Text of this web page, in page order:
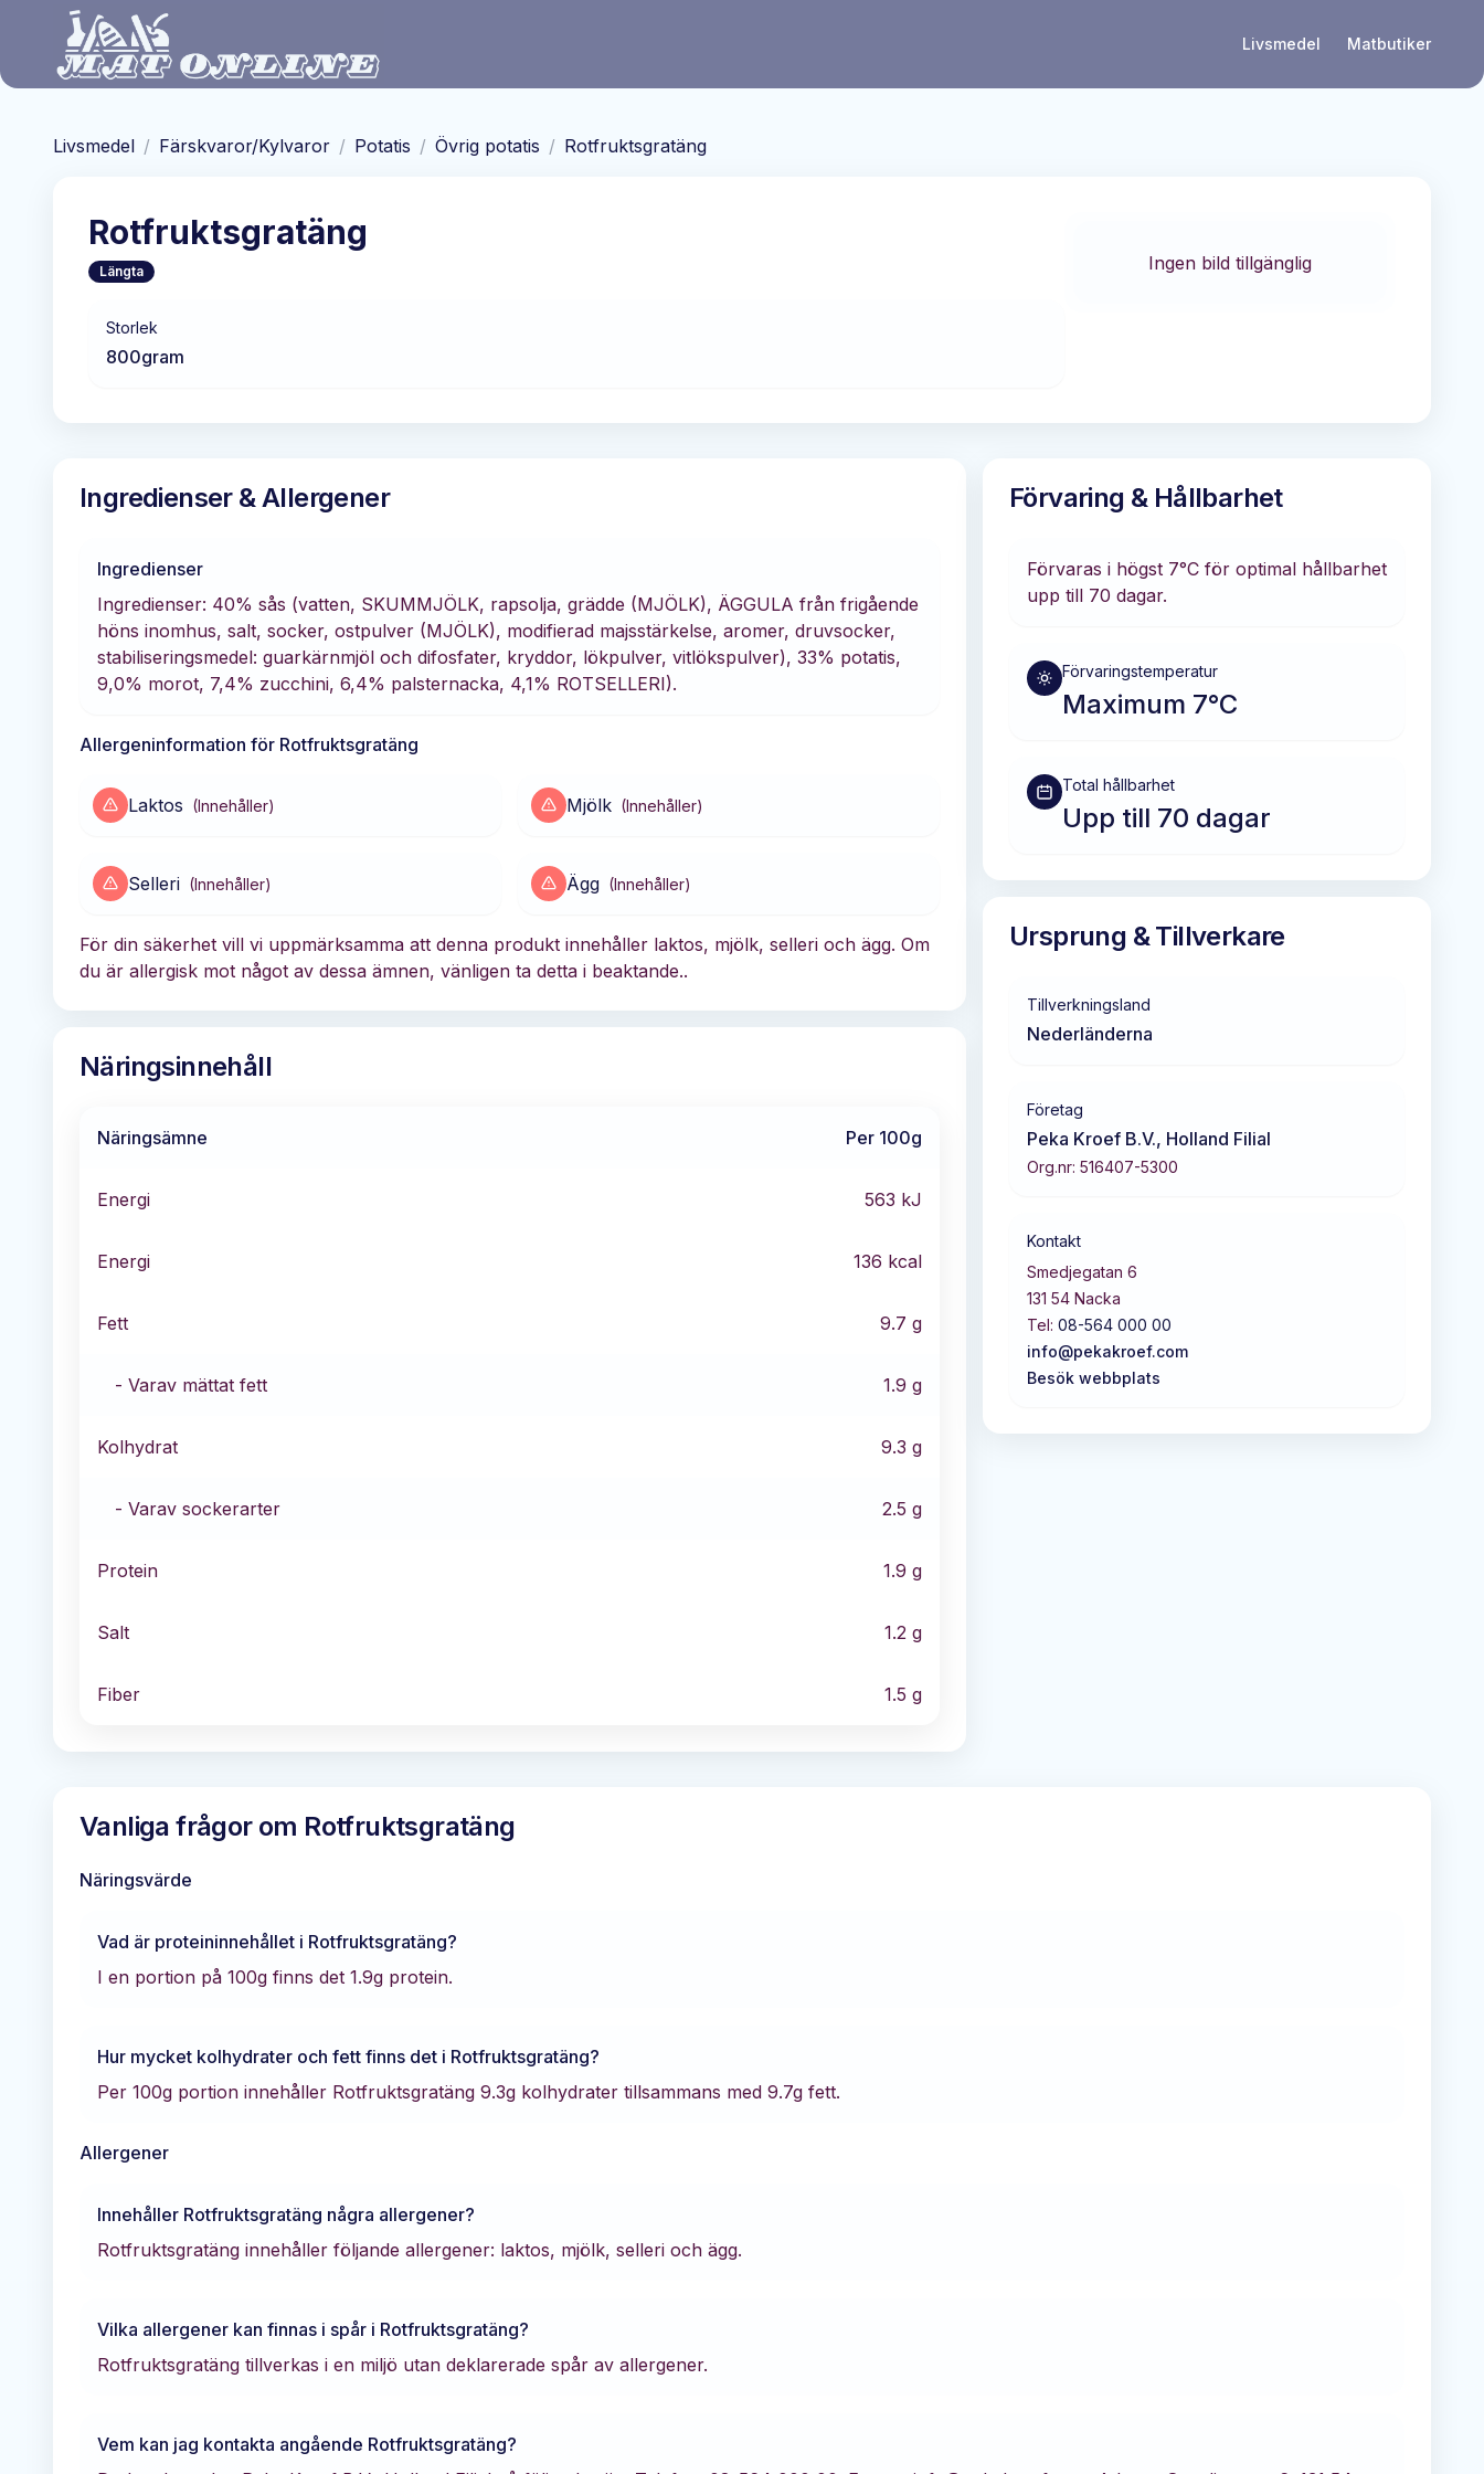
Hoppa till huvudinnehåll
Livsmedel Matbutiker
Livsmedel / Färskvaror/Kylvaror / Potatis / Övrig potatis / Rotfruktsgratäng
Rotfruktsgratäng
Längta
Storlek
800gram
Ingen bild tillgänglig
Ingredienser & Allergener
Ingredienser
Ingredienser: 40% sås (vatten, SKUMMJÖLK, rapsolja, grädde (MJÖLK), ÄGGULA från frigående
höns inomhus, salt, socker, ostpulver (MJÖLK), modifierad majsstärkelse, aromer, druvsocker,
stabiliseringsmedel: guarkärnmjöl och difosfater, kryddor, lökpulver, vitlökspulver), 33% potatis,
9,0% morot, 7,4% zucchini, 6,4% palsternacka, 4,1% ROTSELLERI).
Allergeninformation för Rotfruktsgratäng
Laktos (Innehåller) Mjölk (Innehåller)
Selleri (Innehåller) Ägg (Innehåller)
För din säkerhet vill vi uppmärksamma att denna produkt innehåller laktos, mjölk, selleri och ägg. Om
du är allergisk mot något av dessa ämnen, vänligen ta detta i beaktande..
Näringsinnehåll
Näringsämne Per 100g
Energi 563 kJ
Energi 136 kcal
Fett 9.7 g
- Varav mättat fett 1.9 g
Kolhydrat 9.3 g
- Varav sockerarter 2.5 g
Protein 1.9 g
Salt 1.2 g
Fiber 1.5 g
Förvaring & Hållbarhet
Förvaras i högst 7°C för optimal hållbarhet
upp till 70 dagar.
Förvaringstemperatur
Maximum 7°C
Total hållbarhet
Upp till 70 dagar
Ursprung & Tillverkare
Tillverkningsland
Nederländerna
Företag
Peka Kroef B.V., Holland Filial
Org.nr: 516407-5300
Kontakt
Smedjegatan 6
131 54 Nacka
Tel: 08-564 000 00
info@pekakroef.com
Besök webbplats
Vanliga frågor om Rotfruktsgratäng
Näringsvärde
Vad är proteininnehållet i Rotfruktsgratäng?
I en portion på 100g finns det 1.9g protein.
Hur mycket kolhydrater och fett finns det i Rotfruktsgratäng?
Per 100g portion innehåller Rotfruktsgratäng 9.3g kolhydrater tillsammans med 9.7g fett.
Allergener
Innehåller Rotfruktsgratäng några allergener?
Rotfruktsgratäng innehåller följande allergener: laktos, mjölk, selleri och ägg.
Vilka allergener kan finnas i spår i Rotfruktsgratäng?
Rotfruktsgratäng tillverkas i en miljö utan deklarerade spår av allergener.
Vem kan jag kontakta angående Rotfruktsgratäng?